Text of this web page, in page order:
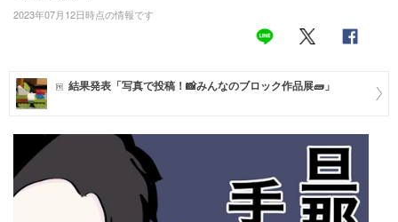
住まい
トレンド・イベント
2023年07月12日時点の情報です
結果発表「写真で投稿！📸みんなのブロック作品展🧱」